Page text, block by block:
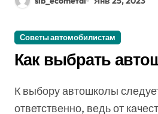
Советы автомобилистам
Как выбрать
К выбору автошколы следует подойти
ответственно, ведь от